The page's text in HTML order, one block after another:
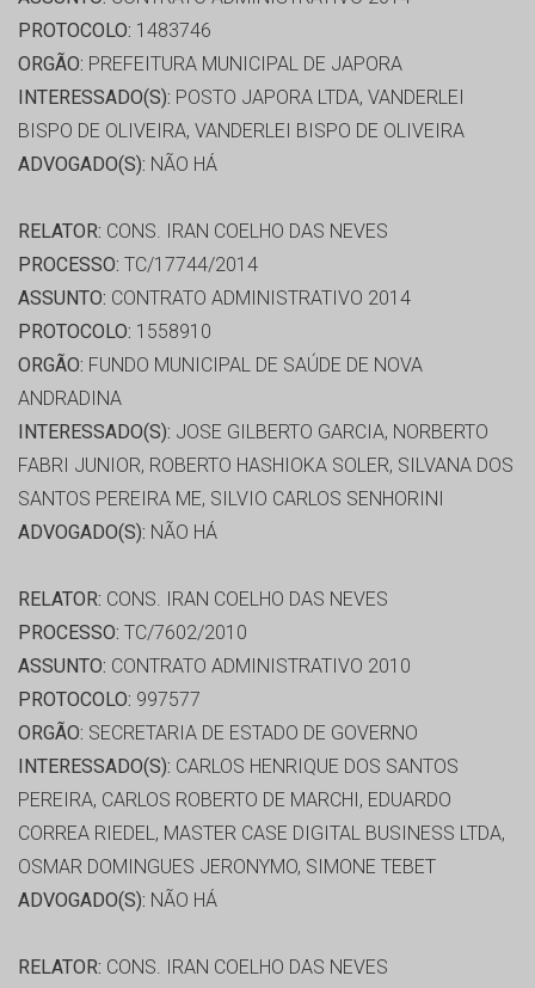
PROTOCOLO: 1483746
ORGÃO: PREFEITURA MUNICIPAL DE JAPORA
INTERESSADO(S): POSTO JAPORA LTDA, VANDERLEI
BISPO DE OLIVEIRA, VANDERLEI BISPO DE OLIVEIRA
ADVOGADO(S): NÃO HÁ
RELATOR: CONS. IRAN COELHO DAS NEVES
PROCESSO: TC/17744/2014
ASSUNTO: CONTRATO ADMINISTRATIVO 2014
PROTOCOLO: 1558910
ORGÃO: FUNDO MUNICIPAL DE SAÚDE DE NOVA
ANDRADINA
INTERESSADO(S): JOSE GILBERTO GARCIA, NORBERTO
FABRI JUNIOR, ROBERTO HASHIOKA SOLER, SILVANA DOS
SANTOS PEREIRA ME, SILVIO CARLOS SENHORINI
ADVOGADO(S): NÃO HÁ
RELATOR: CONS. IRAN COELHO DAS NEVES
PROCESSO: TC/7602/2010
ASSUNTO: CONTRATO ADMINISTRATIVO 2010
PROTOCOLO: 997577
ORGÃO: SECRETARIA DE ESTADO DE GOVERNO
INTERESSADO(S): CARLOS HENRIQUE DOS SANTOS
PEREIRA, CARLOS ROBERTO DE MARCHI, EDUARDO
CORREA RIEDEL, MASTER CASE DIGITAL BUSINESS LTDA,
OSMAR DOMINGUES JERONYMO, SIMONE TEBET
ADVOGADO(S): NÃO HÁ
RELATOR: CONS. IRAN COELHO DAS NEVES